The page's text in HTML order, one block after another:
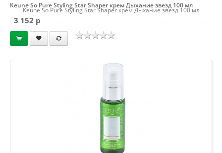
Keune So Pure Styling Star Shaper крем Дыхание звезд 100 мл
Keune So Pure Styling Star Shaper крем Дыхание звезд 100 мл
3 152 p